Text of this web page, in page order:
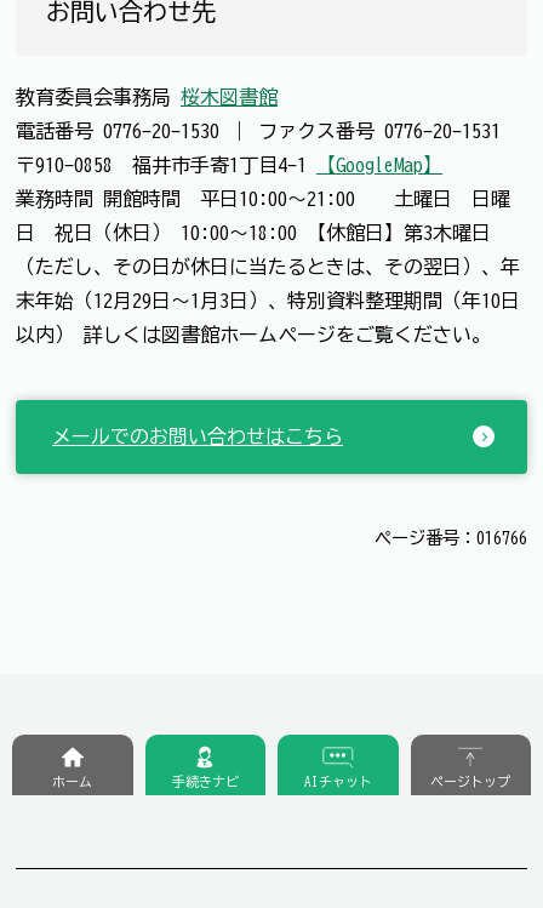
お問い合わせ先
教育委員会事務局 桜木図書館
電話番号 0776-20-1530 ファクス番号 0776-20-1531
〒910-0858 福井市手寄1丁目4-1
【GoogleMap】
業務時間 開館時間 平日10:00～21:00 土曜日 日曜
日 祝日（休日） 10:00～18:00 【休館日】第3木曜日
（ただし、その日が休日に当たるときは、その翌日）、年
末年始（12月29日～1月3日）、特別資料整理期間（年10日
以内） 詳しくは図書館ホームページをご覧ください。
メールでのお問い合わせはこちら
ページ番号：016766
ホーム 手続きナビ AIチャット ページトップ